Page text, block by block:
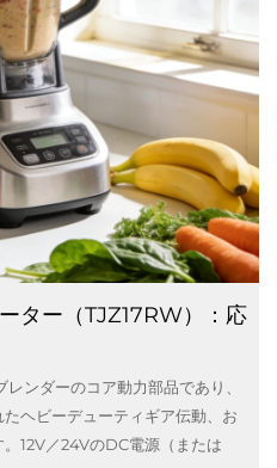
ター（TJZ17RW）：応
ンダーのコア動力部品であり、
ヘビーデューティギア伝動、お
12V／24VのDC電源（または